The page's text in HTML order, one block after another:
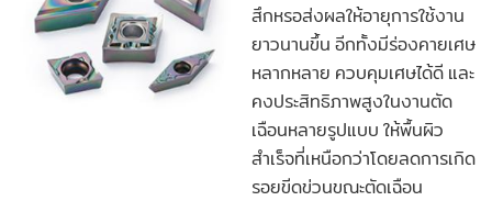
สึกหรอส่งผลให้อายุการใช้งาน
ยาวนานขึ้น อีกทั้งมีร่องคายเศษ
หลากหลาย ควบคุมเศษได้ดี และ
คงประสิทธิภาพสูงในงานตัด
เฉือนหลายรูปแบบ ให้พื้นผิว
สำเร็จที่เหนือกว่าโดยลดการเกิด
รอยขีดข่วนขณะตัดเฉือน